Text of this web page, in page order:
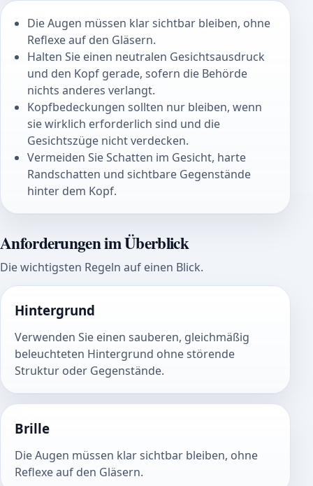
Die Augen müssen klar sichtbar bleiben, ohne
Reflexe auf den Gläsern.
Halten Sie einen neutralen Gesichtsausdruck
und den Kopf gerade, sofern die Behörde
nichts anderes verlangt.
Kopfbedeckungen sollten nur bleiben, wenn
sie wirklich erforderlich sind und die
Gesichtszüge nicht verdecken.
Vermeiden Sie Schatten im Gesicht, harte
Randschatten und sichtbare Gegenstände
hinter dem Kopf.
Anforderungen im Überblick
Die wichtigsten Regeln auf einen Blick.
Hintergrund
Verwenden Sie einen sauberen, gleichmäßig
beleuchteten Hintergrund ohne störende
Struktur oder Gegenstände.
Brille
Die Augen müssen klar sichtbar bleiben, ohne
Reflexe auf den Gläsern.